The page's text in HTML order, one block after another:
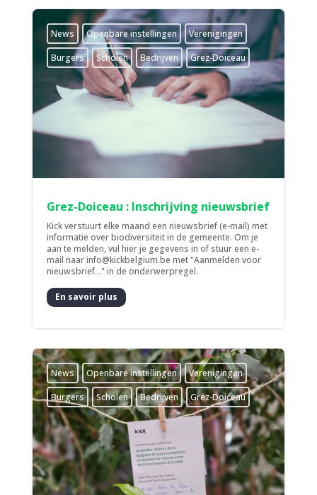
News ­Openbare instellingen
­Verenigingen
Burgers
Scholen Bedrijven Grez-Doiceau
Grez-Doiceau : Inschrijving nieuwsbrief
Kick verstuurt elke maand een nieuwsbrief (e-mail) met
informatie over biodiversiteit in de gemeente. Om je
aan te melden, vul hier je gegevens in of stuur een e-
mail naar info@kickbelgium.be met "Aanmelden voor
nieuwsbrief..." in de onderwerpregel.
En savoir plus
News ­Openbare instellingen
­Verenigingen
Burgers
Scholen Bedrijven Grez-Doiceau